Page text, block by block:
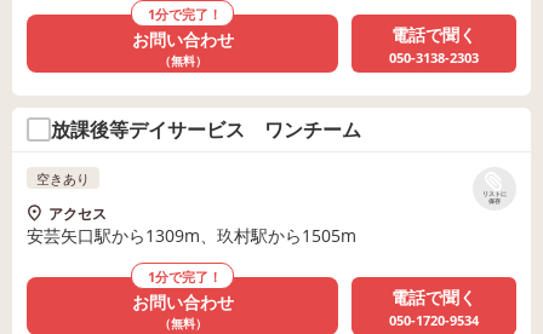
1分で完了！
お問い合わせ
（無料）
電話で聞く
050-3138-2303
放課後等デイサービス ワンチーム
リストに
保存
空きあり
アクセス
安芸矢口駅から1309m、玖村駅から1505m
1分で完了！
お問い合わせ
（無料）
電話で聞く
050-1720-9534